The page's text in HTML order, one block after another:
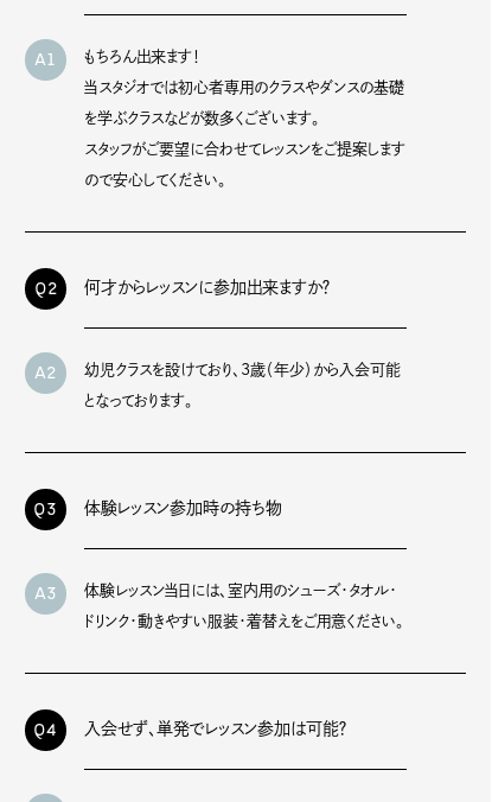
A1
もちろん出来ます！
当スタジオでは初心者専用のクラスやダンスの基礎
を学ぶクラスなどが数多くございます。
スタッフがご要望に合わせてレッスンをご提案します
ので安心してください。
Q2 何才からレッスンに参加出来ますか？
A2
幼児クラスを設けており、3歳（年少）から入会可能
となっております。
Q3 体験レッスン参加時の持ち物
A3
体験レッスン当日には、室内用のシューズ・タオル・
ドリンク・動きやすい服装・着替えをご用意ください。
Q4 入会せず、単発でレッスン参加は可能？